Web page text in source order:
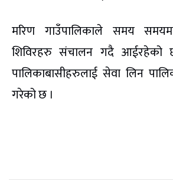
मरिण गाउँपालिकाले समय
शिविरहरु संचालन गदै आईरहेको
पालिकाबासीहरुलाई सेवा लिन
गरेको छ ।